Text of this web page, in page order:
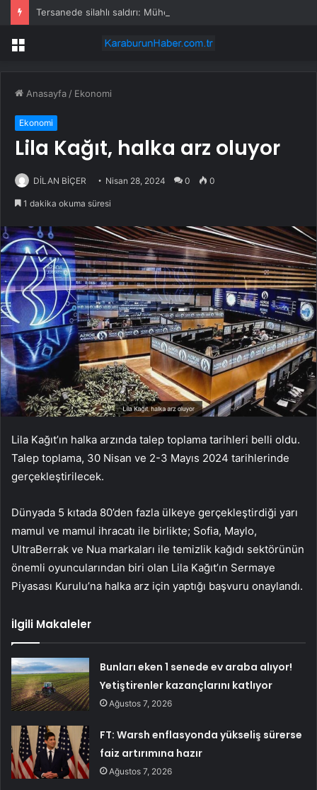
Menü
Anasayfa / Ekonomi
Ekonomi
Lila Kağıt, halka arz oluyor
DİLAN BİÇER Nisan 28, 2024 0 0
1 dakika okuma süresi
Lila Kağıt’ın halka arzında talep toplama tarihleri belli oldu.
Talep toplama, 30 Nisan ve 2-3 Mayıs 2024 tarihlerinde
gerçekleştirilecek.
Dünyada 5 kıtada 80’den fazla ülkeye gerçekleştirdiği yarı
mamul ve mamul ihracatı ile birlikte; Sofia, Maylo,
UltraBerrak ve Nua markaları ile temizlik kağıdı sektörünün
önemli oyuncularından biri olan Lila Kağıt’ın Sermaye
Piyasası Kurulu’na halka arz için yaptığı başvuru onaylandı.
İlgili Makaleler
Bunları eken 1 senede ev araba alıyor!
Yetiştirenler kazançlarını katlıyor
Ağustos 7, 2026
FT: Warsh enflasyonda yükseliş sürerse
faiz artırımına hazır
Ağustos 7, 2026